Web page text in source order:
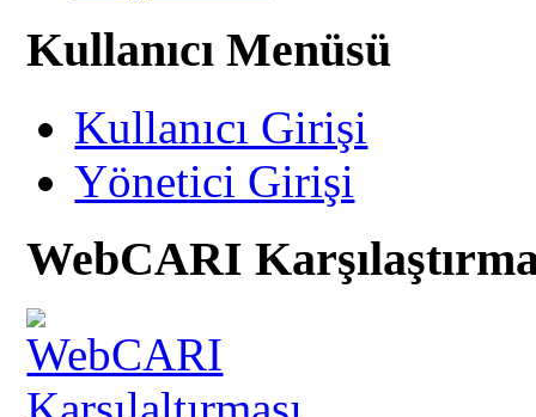
Kullanıcı Menüsü
Kullanıcı Girişi
Yönetici Girişi
WebCARI